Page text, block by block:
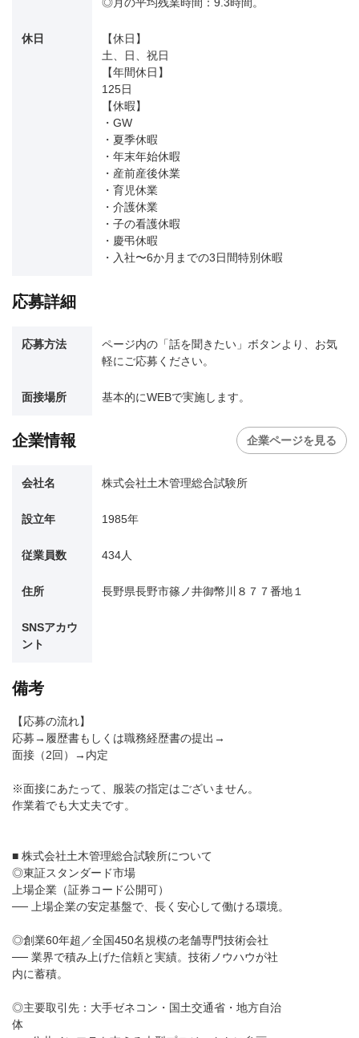
休日
【休日】
土、日、祝日
【年間休日】
125日
【休暇】
・GW
・夏季休暇
・年末年始休暇
・産前産後休業
・育児休業
・介護休業
・子の看護休暇
・慶弔休暇
・入社〜6か月までの3日間特別休暇
応募詳細
応募方法
ページ内の「話を聞きたい」ボタンより、お気
軽にご応募ください。
面接場所 基本的にWEBで実施します。
企業情報 企業ページを見る
会社名 株式会社土木管理総合試験所
設立年 1985年
従業員数 434人
住所 長野県長野市篠ノ井御幣川８７７番地１
SNSアカウ
ント
備考
【応募の流れ】
応募→履歴書もしくは職務経歴書の提出→
面接（2回）→内定
※面接にあたって、服装の指定はございません。
作業着でも大丈夫です。
■ 株式会社土木管理総合試験所について
◎東証スタンダード市場
上場企業（証券コード公開可）
── 上場企業の安定基盤で、長く安心して働ける環境。
◎創業60年超／全国450名規模の老舗専門技術会社
── 業界で積み上げた信頼と実績。技術ノウハウが社
内に蓄積。
◎主要取引先：大手ゼネコン・国土交通省・地方自治
体